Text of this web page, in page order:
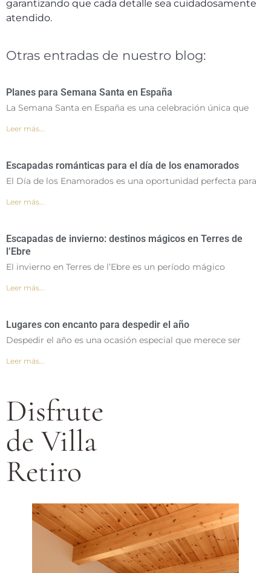
garantizando que cada detalle sea cuidadosamente
atendido.
Otras entradas de nuestro blog:
Planes para Semana Santa en España
La Semana Santa en España es una celebración única que
Leer más...
Escapadas románticas para el día de los enamorados
El Día de los Enamorados es una oportunidad perfecta para
Leer más...
Escapadas de invierno: destinos mágicos en Terres de
l’Ebre
El invierno en Terres de l’Ebre es un período mágico
Leer más...
Lugares con encanto para despedir el año
Despedir el año es una ocasión especial que merece ser
Leer más...
Disfrute
de Villa
Retiro